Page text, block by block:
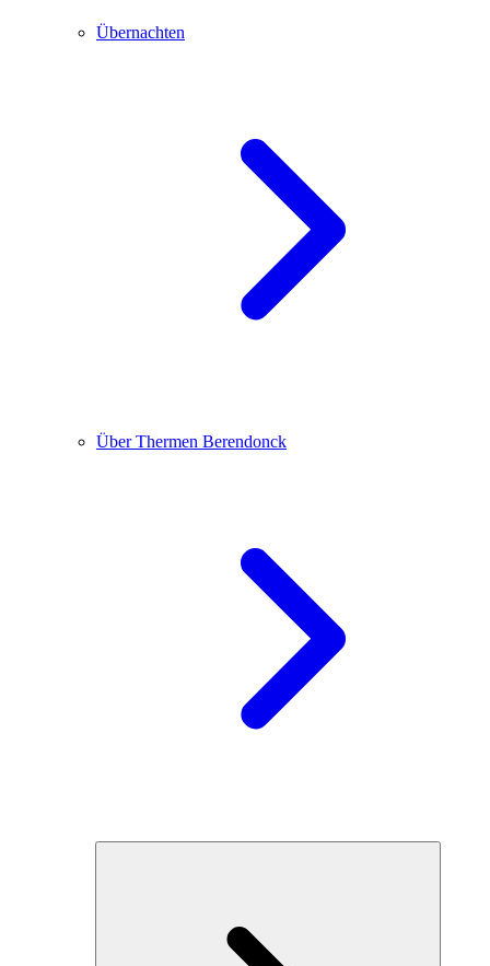
Übernachten
Über Thermen Berendonck